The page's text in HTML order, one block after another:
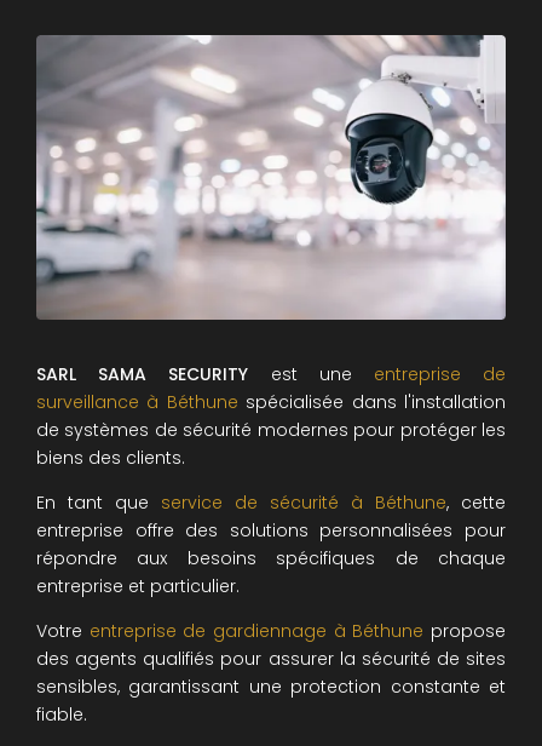
SARL SAMA SECURITY est une entreprise de
surveillance à Béthune spécialisée dans l'installation
de systèmes de sécurité modernes pour protéger les
biens des clients.
En tant que service de sécurité à Béthune, cette
entreprise offre des solutions personnalisées pour
répondre aux besoins spécifiques de chaque
entreprise et particulier.
Votre entreprise de gardiennage à Béthune propose
des agents qualifiés pour assurer la sécurité de sites
sensibles, garantissant une protection constante et
fiable.